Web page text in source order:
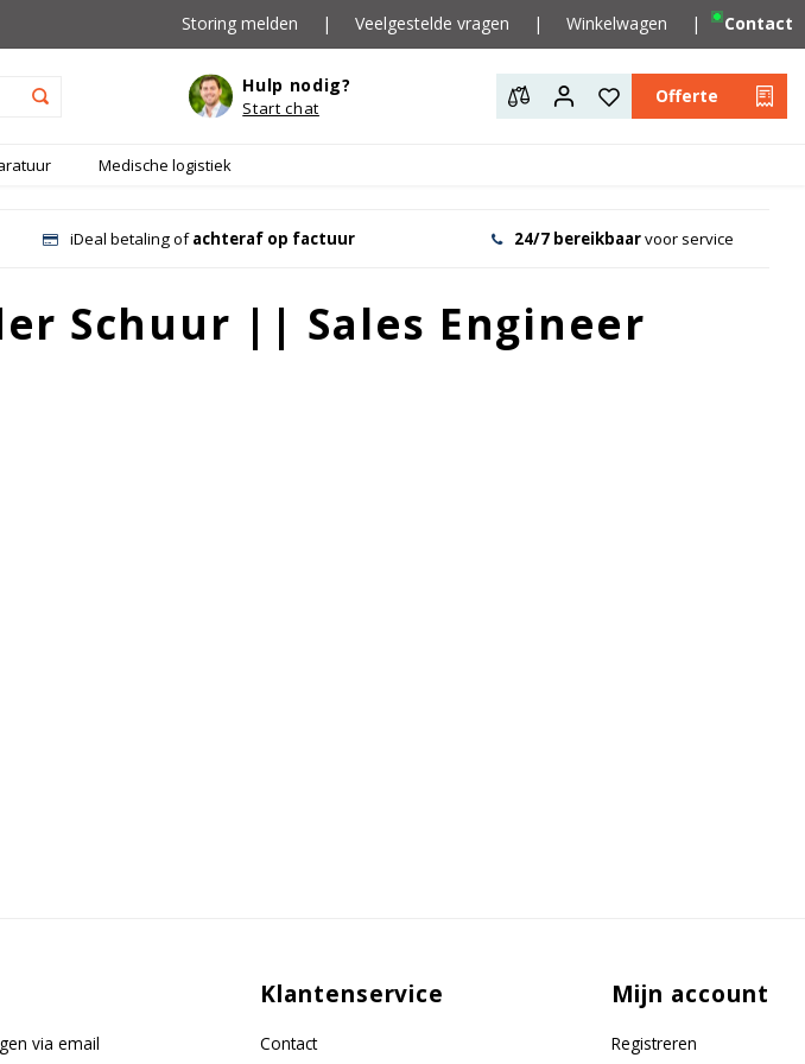
Storing melden | Veelgestelde vragen | Winkelwagen | Contact
Hulp nodig?
Start chat
Offerte
Medische logistiek
iDeal betaling ofachteraf op factuur 24/7 bereikbaarvoor service
Schuur || Sales Engineer
via email
Klantenservice
Contact
Mijn account
Registreren